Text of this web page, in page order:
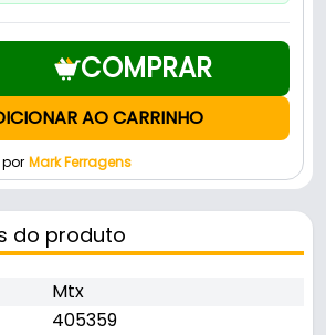
COMPRAR
AO CARRINHO
Mark Ferragens
do produto
Mtx
405359